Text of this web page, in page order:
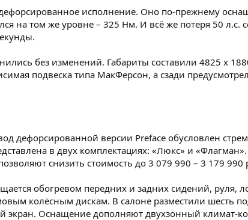
исполнение. Оно по-прежнему
на том же уровне – 325 Нм. И всё же потеря 50 л.с.
без изменений. Габариты составили 4825 х
подвеска типа МакФерсон, а сзади
дефорсированной версии Preface обусловлен
в двух комплектациях: «Люкс» и
снизить стоимость до 3 079 990 – 3 179 990
обогревом передних и задних сидений, руля,
колёсным дискам. В салоне разместили шесть
Оснащение дополняют двухзонный климат-